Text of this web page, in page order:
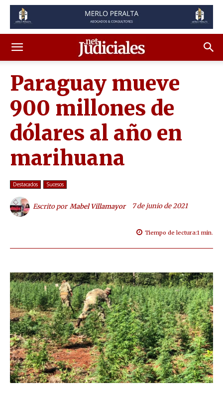
Paraguay mueve
900 millones de
dólares al año en
marihuana
Destacados Sucesos
Escrito por Mabel Villamayor 7 de junio de 2021
Tiempo de lectura:1 min.